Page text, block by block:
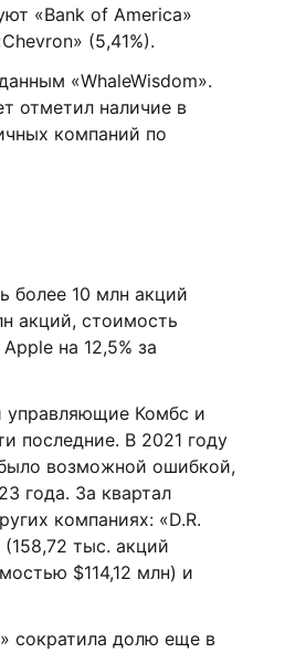
«Bank of America»
(5,41%).
«WhaleWisdom».
отметил наличие в
компаний по
более 10 млн акций
акций, стоимость
на 12,5% за
управляющие Комбс и
последние. В 2021 году
возможной ошибкой,
года. За квартал
компаниях: «D.R.
тыс. акций
$114,12 млн) и
сократила долю еще в